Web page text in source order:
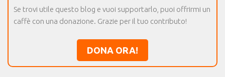
Se trovi utile questo blog e vuoi supportarlo, puoi offrirmi un
caffè con una donazione. Grazie per il tuo contributo!
DONA ORA!